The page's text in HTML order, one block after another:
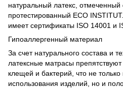
натуральный латекс,
протестированный ECO
имеет сертификаты ISO 14001 и
Гипоаллергенный материал
За счет натурального состава и
латексные матрасы
клещей и бактерий, что не
использования изделий, но и